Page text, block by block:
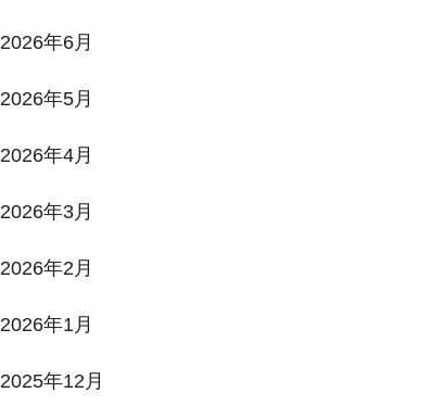
2026年6月
2026年5月
2026年4月
2026年3月
2026年2月
2026年1月
2025年12月